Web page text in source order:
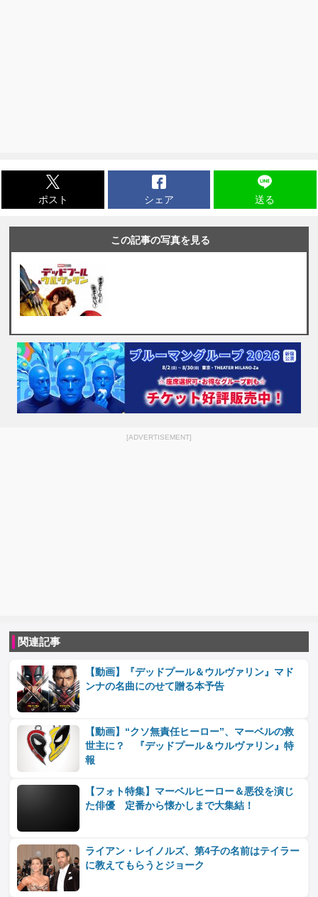
ポスト シェア 送る
この記事の写真を見る
[ADVERTISEMENT]
関連記事
【動画】『デッドプール＆ウルヴァリン』マド
ンナの名曲にのせて贈る本予告
【動画】“クソ無責任ヒーロー”、マーベルの救
世主に？ 『デッドプール＆ウルヴァリン』特
報
【フォト特集】マーベルヒーロー＆悪役を演じ
た俳優 定番から懐かしまで大集結！
ライアン・レイノルズ、第4子の名前はテイラー
に教えてもらうとジョーク